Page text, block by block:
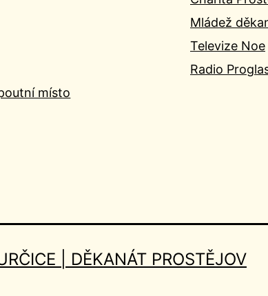
místo
Mládež
Televize Noe
Radio
| DĚKANÁT PROSTĚJOV